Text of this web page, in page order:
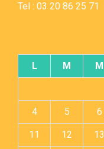
Tel : 03 20 86 25 71
L M M
4 5 6
11 12 13